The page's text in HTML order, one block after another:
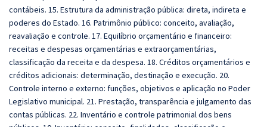
contábeis. 15. Estrutura da administração pública: direta, indireta e
poderes do Estado. 16. Patrimônio público: conceito, avaliação,
reavaliação e controle. 17. Equilíbrio orçamentário e financeiro:
receitas e despesas orçamentárias e extraorçamentárias,
classificação da receita e da despesa. 18. Créditos orçamentários e
créditos adicionais: determinação, destinação e execução. 20.
Controle interno e externo: funções, objetivos e aplicação no Poder
Legislativo municipal. 21. Prestação, transparência e julgamento das
contas públicas. 22. Inventário e controle patrimonial dos bens